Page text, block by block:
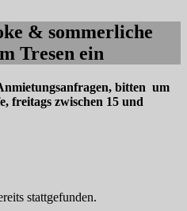
& sommerliche
Tresen ein
bitten um
freitags zwischen 15 und
stattgefunden.